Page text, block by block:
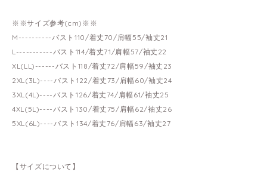
※※サイズ参考(cm)※※
M----------バスト110/着丈70/肩幅55/袖丈21
L-----------バスト114/着丈71/肩幅57/袖丈22
XL(LL)------バスト118/着丈72/肩幅59/袖丈23
2XL(3L)----バスト122/着丈73/肩幅60/袖丈24
3XL(4L)----バスト126/着丈74/肩幅61/袖丈25
4XL(5L)----バスト130/着丈75/肩幅62/袖丈26
5XL(6L)----バスト134/着丈76/肩幅63/袖丈27
【サイズについて】